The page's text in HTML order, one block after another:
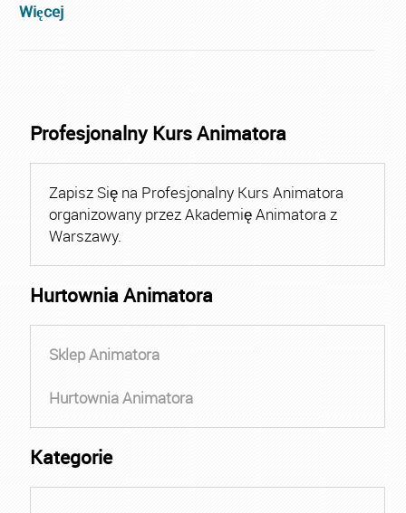
Więcej
Profesjonalny Kurs Animatora
Zapisz Się na Profesjonalny Kurs Animatora
organizowany przez Akademię Animatora z
Warszawy.
Hurtownia Animatora
Sklep Animatora
Hurtownia Animatora
Kategorie